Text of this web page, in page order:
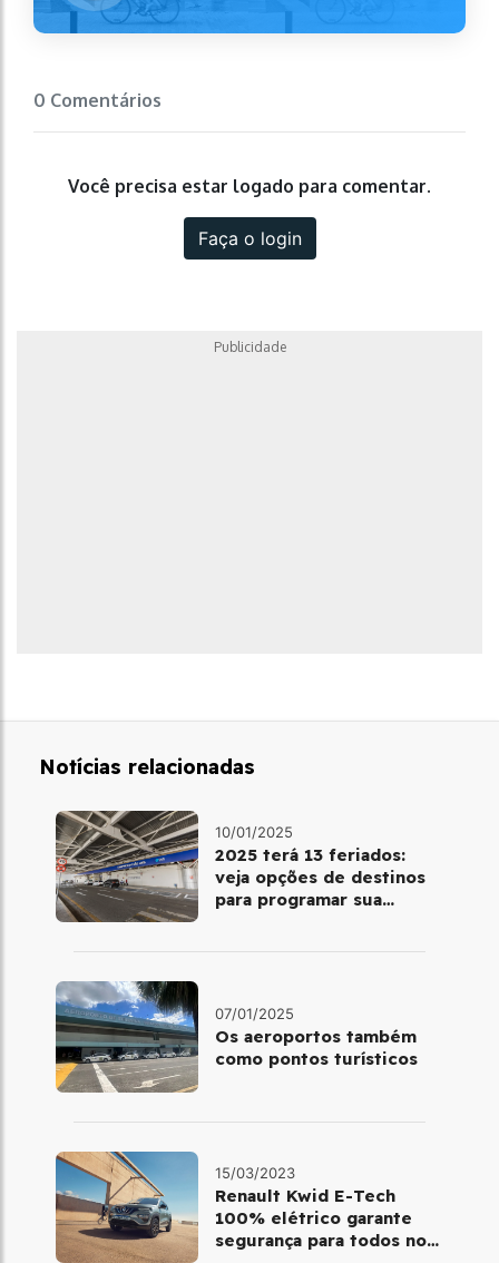
0 Comentários
Você precisa estar logado para comentar.
Faça o login
Publicidade
Notícias relacionadas
10/01/2025
2025 terá 13 feriados:
veja opções de destinos
para programar sua
07/01/2025
Os aeroportos também
como pontos turísticos
15/03/2023
Renault Kwid E-Tech
100% elétrico garante
segurança para todos no